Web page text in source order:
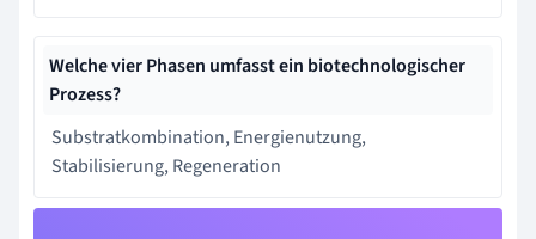
Welche vier Phasen umfasst ein biotechnologischer
Prozess?
Substratkombination, Energienutzung,
Stabilisierung, Regeneration